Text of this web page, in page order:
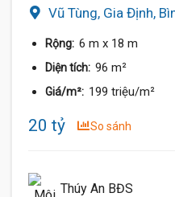
Vũ Tùng, Gia Định,
Rộng: 6 m x 18 m
Diện tích: 96 m²
Giá/m²: 199 triệu/m²
20 tỷ So sánh
Thúy An BĐS